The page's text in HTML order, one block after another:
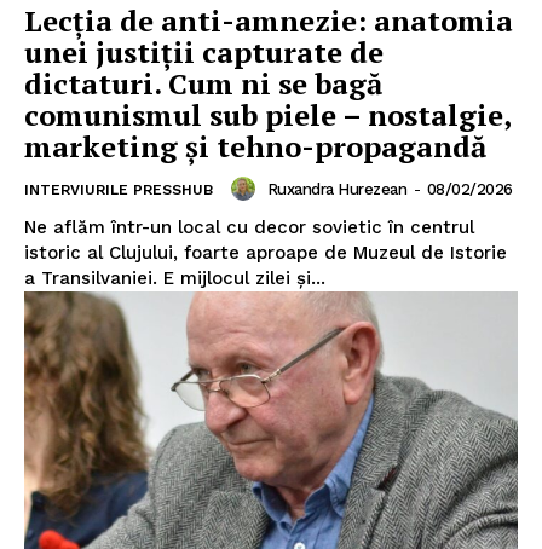
Lecția de anti-amnezie: anatomia
unei justiții capturate de
dictaturi. Cum ni se bagă
comunismul sub piele – nostalgie,
marketing și tehno-propagandă
INTERVIURILE PRESSHUB Ruxandra Hurezean - 08/02/2026
Ne aflăm într-un local cu decor sovietic în centrul
istoric al Clujului, foarte aproape de Muzeul de Istorie
a Transilvaniei. E mijlocul zilei și...